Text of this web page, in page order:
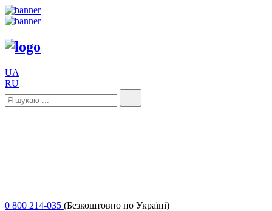
UA
RU
0 800 214-035 (Безкоштовно по Україні)